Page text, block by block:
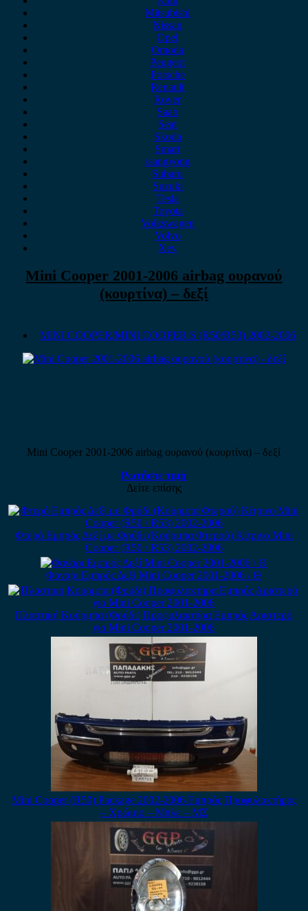
Mitsubishi
Nissan
Opel
Omoda
Peugeot
Porsche
Renault
Rover
Saab
Seat
Skoda
Smart
ssangyong
Subaru
Suzuki
Tesla
Toyota
Volkswagen
Volvo
Xev
Mini Cooper 2001-2006 airbag ουρανού
(κουρτίνα) – δεξί
MINI COOPER/MINI COOPER S (R50/R53) 2002-2006
Mini Cooper 2001-2006 airbag ουρανού (κουρτίνα) – δεξί
Ρωτήστε τιμή
Δείτε επίσης
Φτερό Εμπρός Δεξί με Φρύδι (Κούρμπα Φτερού) Κίτρινο Mini
Cooper (R50 / R53) 2002-2006
Φανάρι Εμπρός Δεξί Mini Cooper 2001-2006 / Θ
Πλαστική Κούρμπα (Φρύδι) Προφυλακτήρα Εμπρός Αριστερό
για Mini Cooper 2001-2006
Mini Cooper (R50) Package 2002-2006 Εμπρός Προφυλακτήρας
– Χρώμιο – Μπλε – ΜΣ